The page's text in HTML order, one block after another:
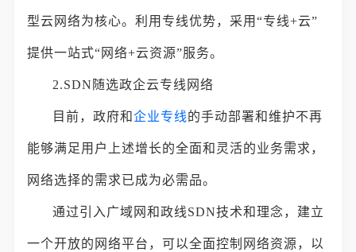
型云网络为核心。利用专线优势，采用“专线+云”
提供一站式“网络+云资源”服务。
2.SDN随选政企云专线网络
目前，政府和企业专线的手动部署和维护不再
能够满足用户上述增长的全面和灵活的业务需求，
网络选择的需求已成为必需品。
通过引入广域网和政线SDN技术和理念，建立
一个开放的网络平台，可以全面控制网络资源，以